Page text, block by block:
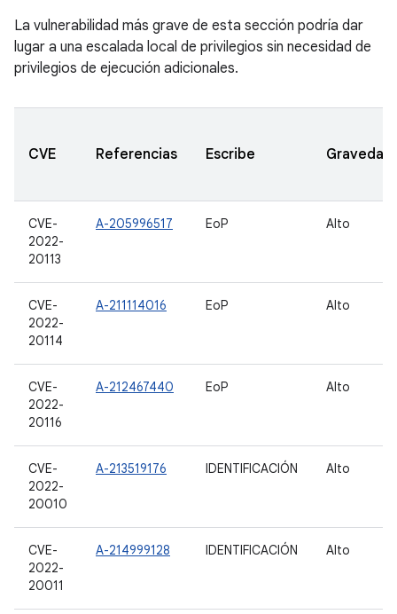
La vulnerabilidad más grave de esta sección podría dar
lugar a una escalada local de privilegios sin necesidad de
privilegios de ejecución adicionales.
CVE Referencias Escribe Gravedad
CVE-
2022-
20113
A-205996517 EoP Alto
CVE-
2022-
20114
A-211114016 EoP Alto
CVE-
2022-
20116
A-212467440 EoP Alto
CVE-
2022-
20010
A-213519176 IDENTIFICACIÓN Alto
CVE-
2022-
20011
A-214999128 IDENTIFICACIÓN Alto